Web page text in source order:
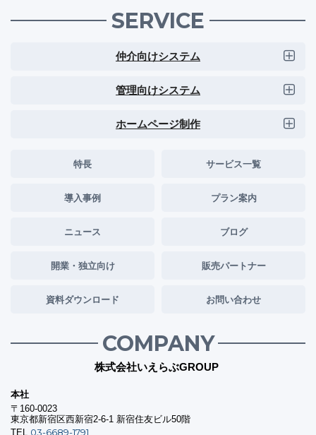
SERVICE
仲介向けシステム
管理向けシステム
ホームページ制作
特長 サービス一覧
導入事例 プラン案内
ニュース ブログ
開業・独立向け 販売パートナー
資料ダウンロード お問い合わせ
COMPANY
株式会社いえらぶGROUP
本社
〒160-0023
東京都新宿区西新宿2-6-1 新宿住友ビル50階
TEL 03-6689-1791